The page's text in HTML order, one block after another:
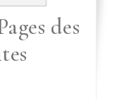
des